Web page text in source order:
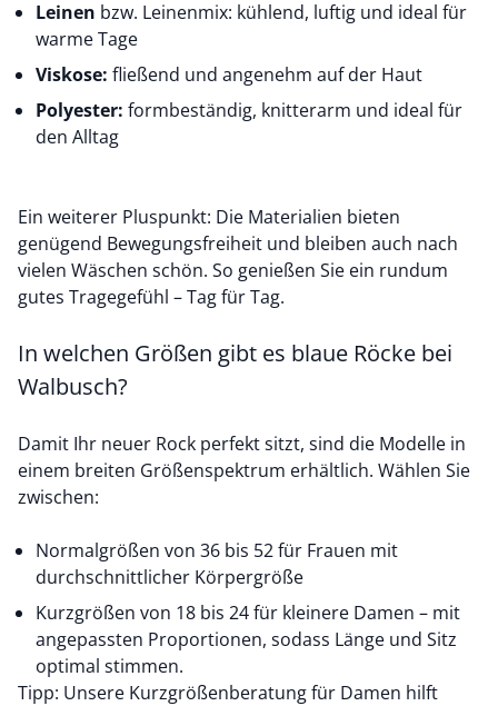
Leinen bzw. Leinenmix: kühlend, luftig und ideal für
warme Tage
Viskose: fließend und angenehm auf der Haut
Polyester: formbeständig, knitterarm und ideal für
den Alltag
Ein weiterer Pluspunkt: Die Materialien bieten
genügend Bewegungsfreiheit und bleiben auch nach
vielen Wäschen schön. So genießen Sie ein rundum
gutes Tragegefühl – Tag für Tag.
In welchen Größen gibt es blaue Röcke bei
Walbusch?
Damit Ihr neuer Rock perfekt sitzt, sind die Modelle in
einem breiten Größenspektrum erhältlich. Wählen Sie
zwischen:
Normalgrößen von 36 bis 52 für Frauen mit
durchschnittlicher Körpergröße
Kurzgrößen von 18 bis 24 für kleinere Damen – mit
angepassten Proportionen, sodass Länge und Sitz
optimal stimmen.
Tipp: Unsere Kurzgrößenberatung für Damen hilft